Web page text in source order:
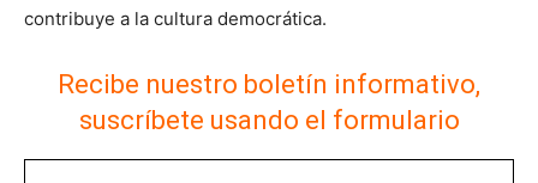
contribuye a la cultura democrática.
Recibe nuestro boletín informativo,
suscríbete usando el formulario